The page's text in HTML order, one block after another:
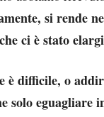
si rende
ci è stato
è difficile, o
solo eguagliare